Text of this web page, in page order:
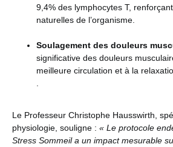
9,4% des lymphocytes T,
naturelles de l’organisme​​.
Soulagement des douleurs
significative des douleurs
meilleure circulation et à la
Le Professeur Christophe Hausswirth,
physiologie, souligne : « Le protocole
Stress Sommeil a un impact mesurable